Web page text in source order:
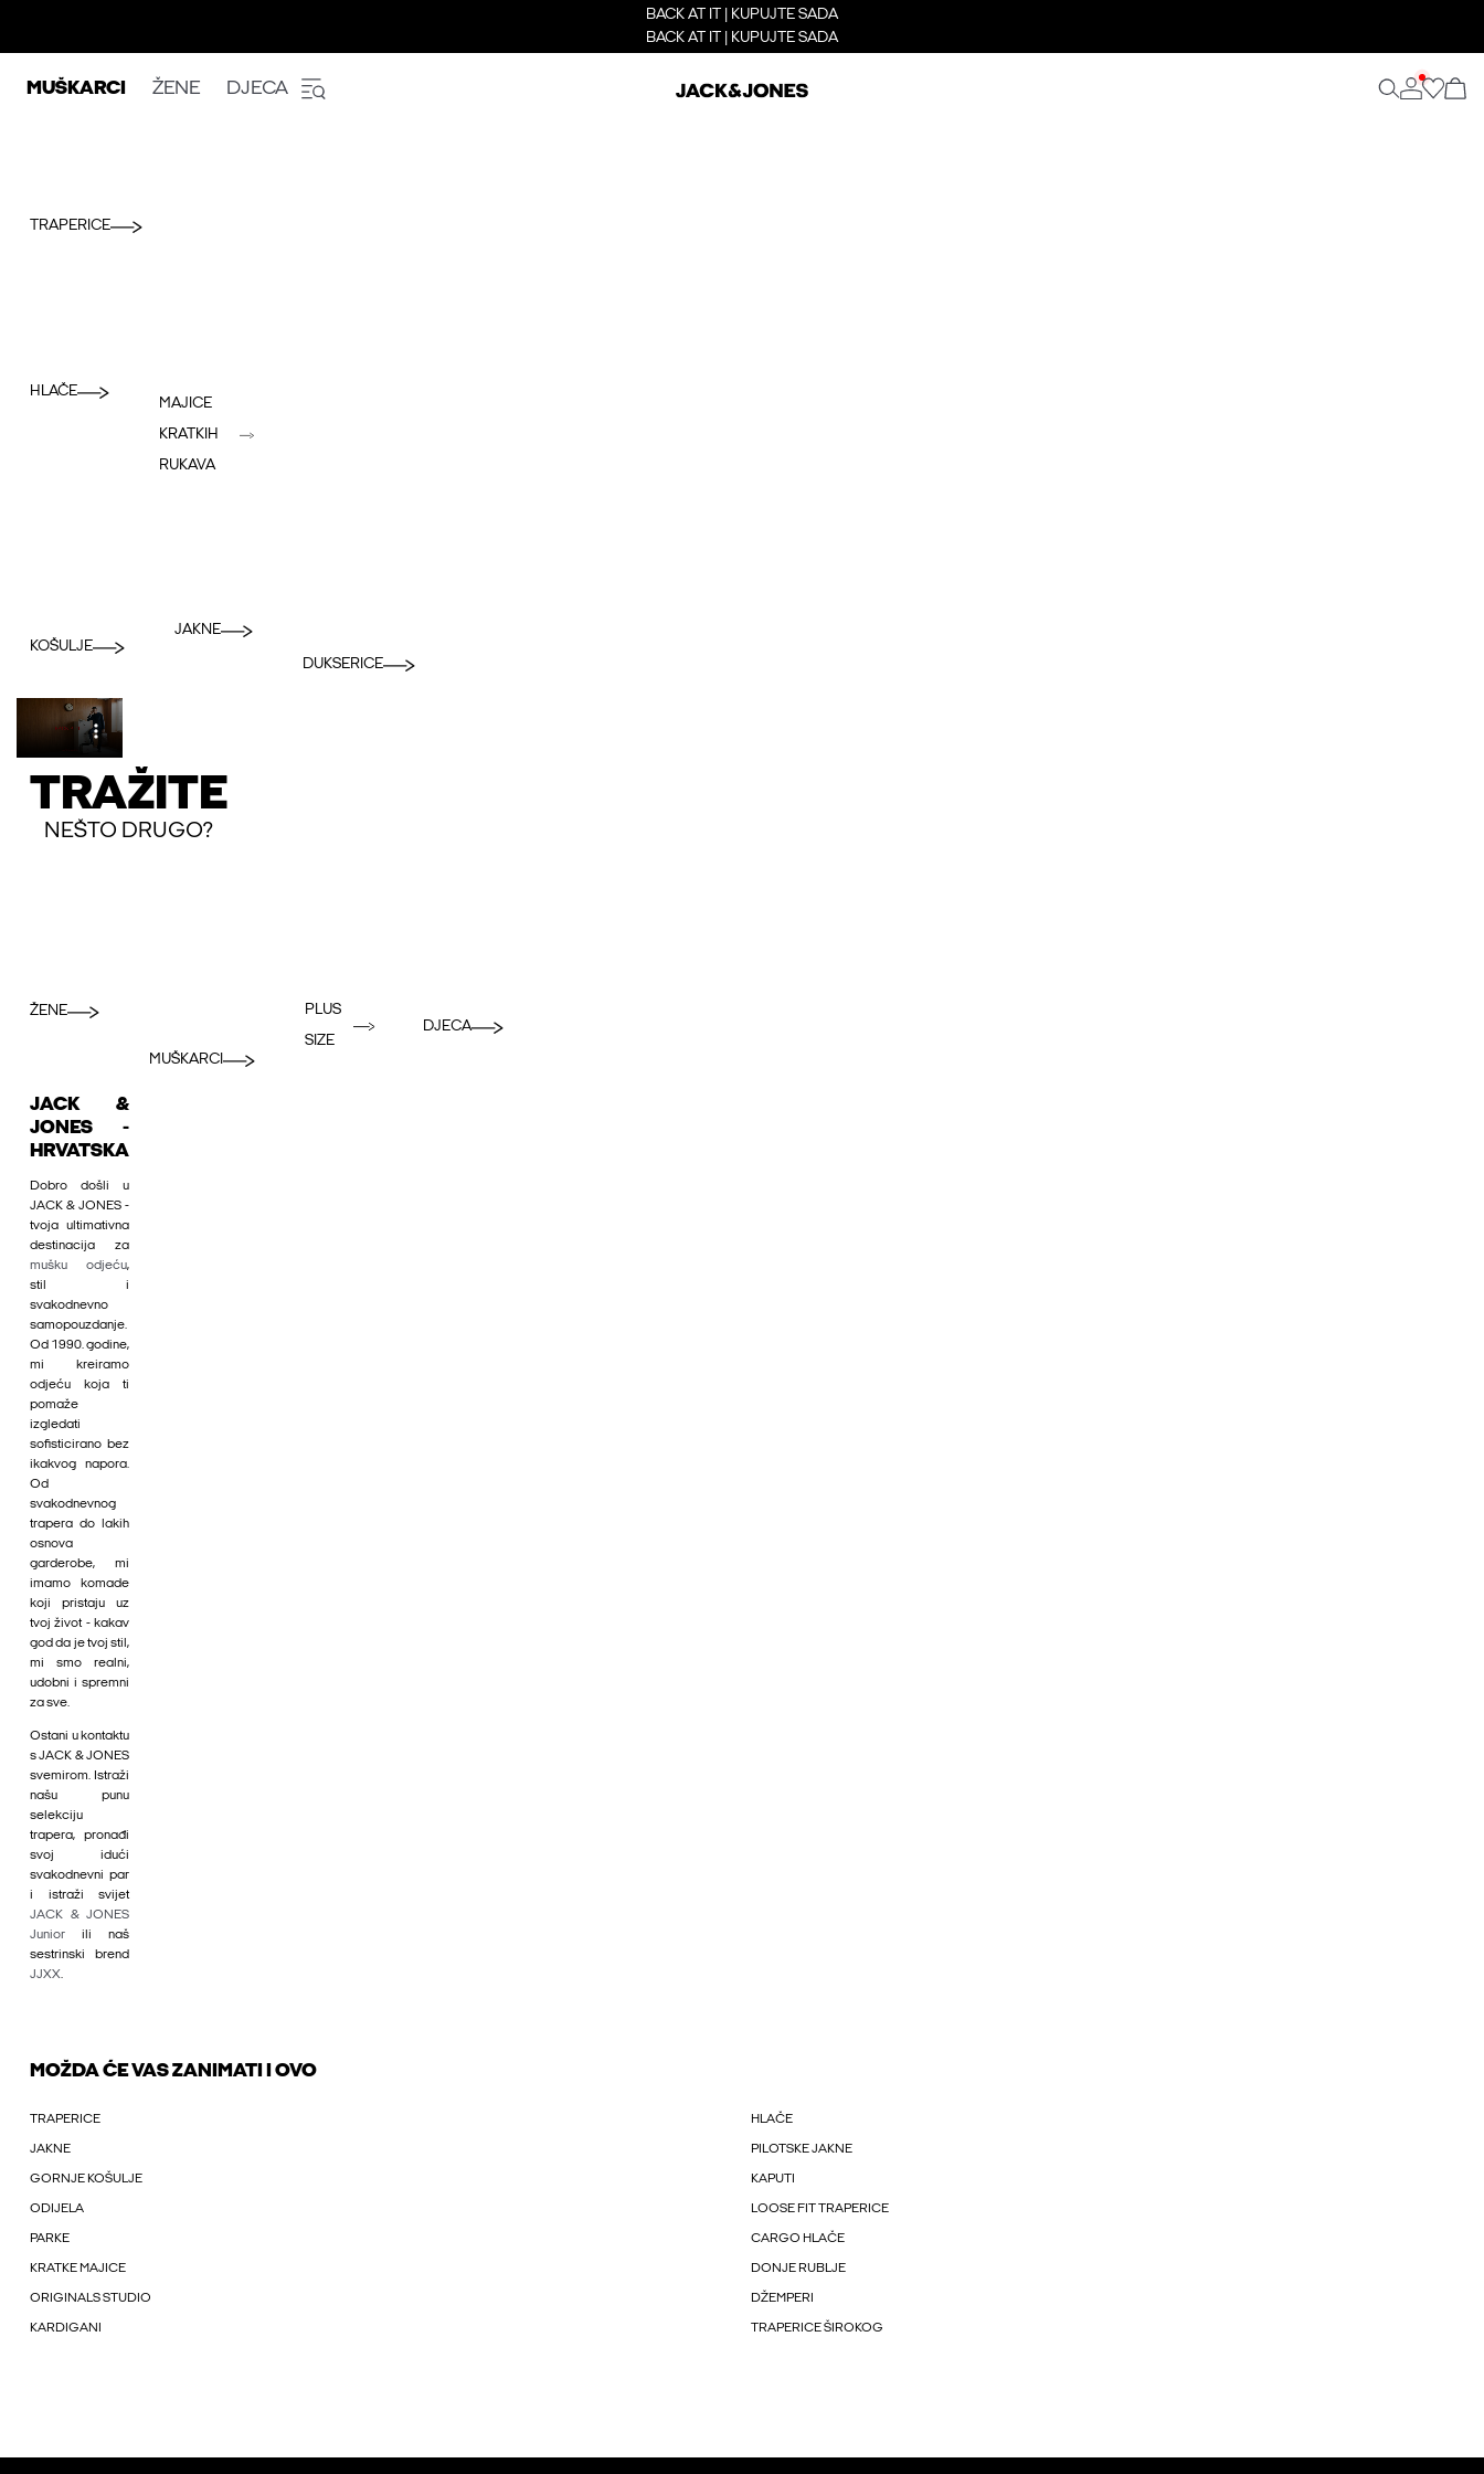
BACK AT IT | KUPUJTE SADA
BACK AT IT | KUPUJTE SADA
MUŠKARCI ŽENE DJECA
TRAPERICE
HLAČE
MAJICE
KRATKIH
RUKAVA
KOŠULJE
JAKNE
DUKSERICE
TRAŽITE
NEŠTO DRUGO?
ŽENE
MUŠKARCI
PLUS
SIZE
DJECA
JACK &
JONES -
HRVATSKA
Dobro došli u
JACK & JONES -
tvoja ultimativna
destinacija za
mušku odjeću,
stil i
svakodnevno
samopouzdanje.
Od 1990. godine,
mi kreiramo
odjeću koja ti
pomaže
izgledati
sofisticirano bez
ikakvog napora.
Od
svakodnevnog
trapera do lakih
osnova
garderobe, mi
imamo komade
koji pristaju uz
tvoj život - kakav
god da je tvoj stil,
mi smo realni,
udobni i spremni
za sve.
Ostani u kontaktu
s JACK & JONES
svemirom. Istraži
našu punu
selekciju
trapera, pronađi
svoj idući
svakodnevni par
i istraži svijet
JACK & JONES
Junior ili naš
sestrinski brend
JJXX.
MOŽDA ĆE VAS ZANIMATI I OVO
TRAPERICE HLAČE
JAKNE PILOTSKE JAKNE
GORNJE KOŠULJE KAPUTI
ODIJELA LOOSE FIT TRAPERICE
PARKE CARGO HLAČE
KRATKE MAJICE DONJE RUBLJE
ORIGINALS STUDIO DŽEMPERI
KARDIGANI TRAPERICE ŠIROKOG